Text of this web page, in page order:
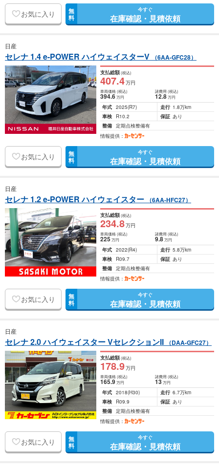
お気に入り 無
料
今すぐ
在庫確認・見積依頼
日産
セレナ 1.4 e-POWER ハイウェイスターV （6AA-GFC28）
支払総額(税込)
407.4万円
車両価格(税込)
394.6万円
諸費用 (税込)
12.8 万円
年式 2025(R7) 走行 1.8万km
車検
R10.2 保証 あり
整備 定期点検整備有
情報提供：
お気に入り 無
料
今すぐ
在庫確認・見積依頼
日産
セレナ 1.2 e-POWER ハイウェイスター （6AA-HFC27）
支払総額(税込)
234.8万円
車両価格(税込)
225万円
諸費用 (税込)
9.8 万円
年式 2022(R4) 走行 5.8万km
車検
R09.7 保証 あり
整備 定期点検整備有
情報提供：
お気に入り 無
料
今すぐ
在庫確認・見積依頼
日産
セレナ 2.0 ハイウェイスター VセレクションII （DAA-GFC27）
支払総額(税込)
178.9万円
車両価格(税込)
165.9万円
諸費用 (税込)
13 万円
年式 2018(H30) 走行 6.7万km
車検
R09.9 保証 あり
整備 定期点検整備有
情報提供：
お気に入り 無
料
今すぐ
在庫確認・見積依頼